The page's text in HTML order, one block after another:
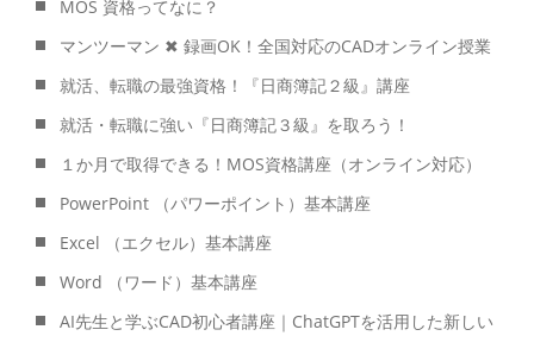
MOS 資格ってなに？
マンツーマン ✖ 録画OK！全国対応のCADオンライン授業
就活、転職の最強資格！『日商簿記２級』講座
就活・転職に強い『日商簿記３級』を取ろう！
１か月で取得できる！MOS資格講座（オンライン対応）
PowerPoint （パワーポイント）基本講座
Excel （エクセル）基本講座
Word （ワード）基本講座
AI先生と学ぶCAD初心者講座｜ChatGPTを活用した新しい